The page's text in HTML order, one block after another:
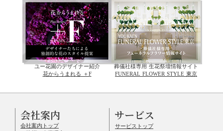
ユー花園のデザイナー紹介
花からうまれる ＋F
葬儀社様専用 生花祭壇情報サイト
FUNERAL FLOWER STYLE 東京
会社案内
会社案内トップ
サービス
サービストップ